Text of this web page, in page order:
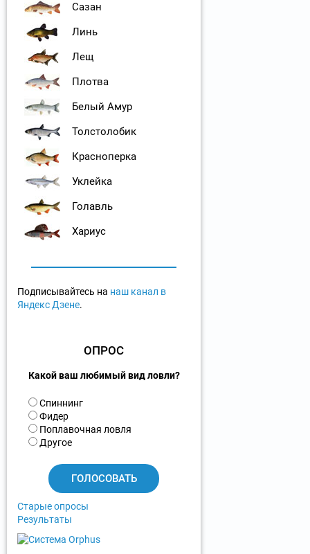
Сазан
Линь
Лещ
Плотва
Белый Амур
Толстолобик
Красноперка
Уклейка
Голавль
Хариус
Подписывайтесь на наш канал в
Яндекс Дзене.
ОПРОС
Какой ваш любимый вид ловли?
В
а
р
и
Спиннинг
Фидер
Поплавочная ловля
Другое
Старые опросы
Результаты